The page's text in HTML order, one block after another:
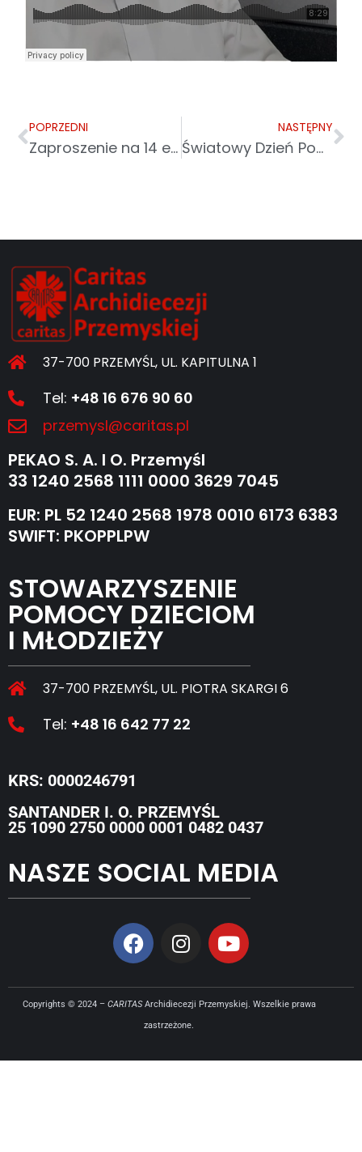
POPRZEDNI
Zaproszenie na 14 edycję finału akcji „Tornister Pełen Uśmiechów”
NASTĘPNY
Światowy Dzień Pomocy Humanitarnej
37-700 PRZEMYŚL, UL. KAPITULNA 1
Tel: +48 16 676 90 60
przemysl@caritas.pl
PEKAO S. A. I O. Przemyśl
33 1240 2568 1111 0000 3629 7045
EUR: PL 52 1240 2568 1978 0010 6173 6383
SWIFT: PKOPPLPW
STOWARZYSZENIE
POMOCY DZIECIOM
I MŁODZIEŻY
37-700 PRZEMYŚL, UL. PIOTRA SKARGI 6
Tel: +48 16 642 77 22
KRS: 0000246791
SANTANDER I. O. PRZEMYŚL
25 1090 2750 0000 0001 0482 0437
NASZE SOCIAL MEDIA
Copyrights © 2024 – CARITASArchidiecezji Przemyskiej. Wszelkie prawa
zastrzeżone.